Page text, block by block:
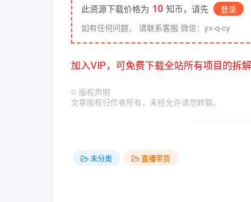
此资源下载价格为 10 知币，请先
登录
如有任何问题， 请联系客服 微信：yx-q-cy
加入VIP，可免费下载全站所有项目的拆
© 版权声明
文章版权归作者所有，未经允许请勿转载。
未分类 直播带货